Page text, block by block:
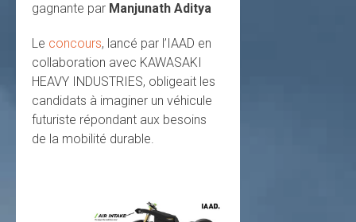
gagnante par Manjunath Aditya
Le concours, lancé par l’IAAD en
collaboration avec KAWASAKI
HEAVY INDUSTRIES, obligeait les
candidats à imaginer un véhicule
futuriste répondant aux besoins
de la mobilité durable.